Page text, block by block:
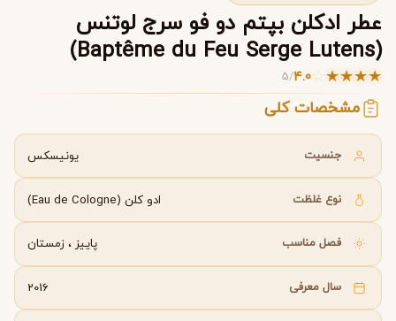
عطر ادکلن بپتم دو فو سرج لوتنس
(Baptême du Feu Serge Lutens)
★
★
★
★
☆
4.0
/
5
مشخصات کلی
جنسیت یونیسکس
نوع غلظت ادو کلن (Eau de Cologne)
فصل مناسب پاییز ، زمستان
سال معرفی 2016